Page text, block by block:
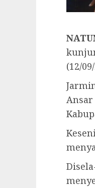
(12/